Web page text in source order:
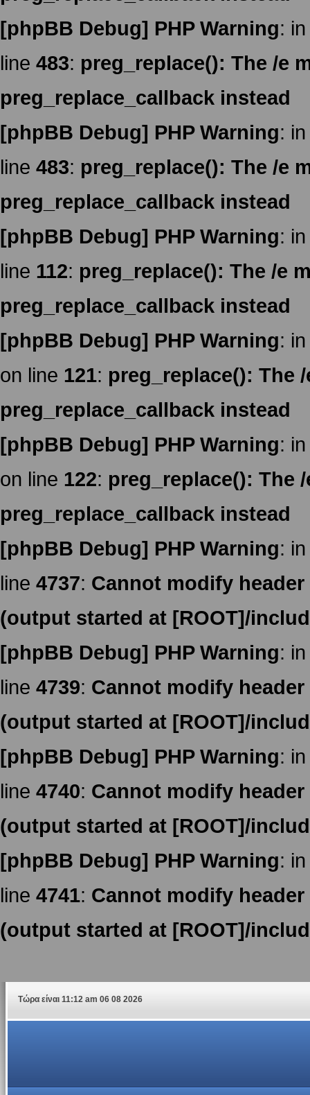
[phpBB Debug] PHP Warning:
line 483: preg_replace(): The /e
preg_replace_callback instead
[phpBB Debug] PHP Warning:
line 483: preg_replace(): The /e
preg_replace_callback instead
[phpBB Debug] PHP Warning:
line 112: preg_replace(): The /e
preg_replace_callback instead
[phpBB Debug] PHP Warning:
on line 121: preg_replace(): The
preg_replace_callback instead
[phpBB Debug] PHP Warning:
on line 122: preg_replace(): The
preg_replace_callback instead
[phpBB Debug] PHP Warning:
line 4737: Cannot modify
(output started at [ROOT]/
[phpBB Debug] PHP Warning:
line 4739: Cannot modify
(output started at [ROOT]/
[phpBB Debug] PHP Warning:
line 4740: Cannot modify
(output started at [ROOT]/
[phpBB Debug] PHP Warning:
line 4741: Cannot modify
(output started at [ROOT]/
Τώρα είναι 11:12 am 06 08 2026